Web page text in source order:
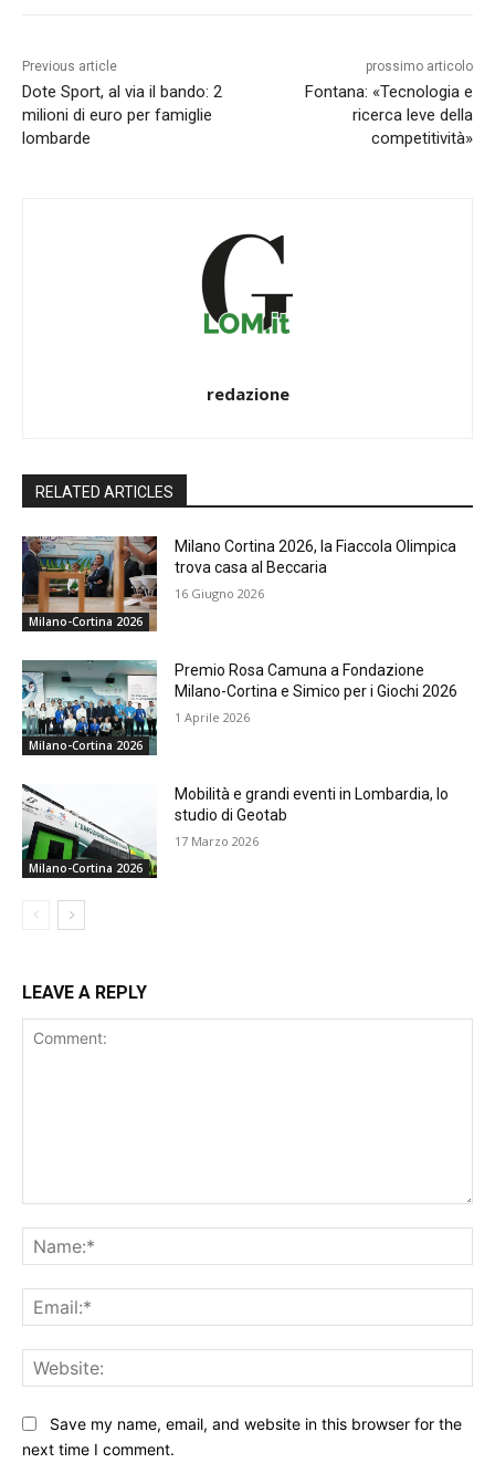
Previous article
Dote Sport, al via il bando: 2
milioni di euro per famiglie
lombarde
prossimo articolo
Fontana: «Tecnologia e
ricerca leve della
competitività»
redazione
RELATED ARTICLES
Milano-Cortina 2026
Milano Cortina 2026, la Fiaccola Olimpica
trova casa al Beccaria
16 Giugno 2026
Milano-Cortina 2026
Premio Rosa Camuna a Fondazione
Milano-Cortina e Simico per i Giochi 2026
1 Aprile 2026
Milano-Cortina 2026
Mobilità e grandi eventi in Lombardia, lo
studio di Geotab
17 Marzo 2026
LEAVE A REPLY
Save my name, email, and website in this browser for the
next time I comment.